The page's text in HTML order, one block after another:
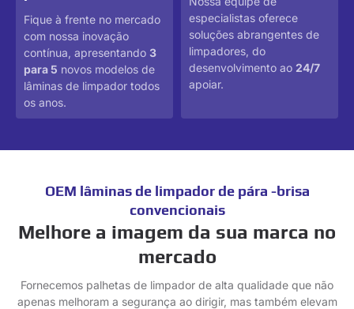
Fique à frente no mercado
com nossa inovação
contínua, apresentando 3
para 5 novos modelos de
lâminas de limpador todos
os anos.
especialistas oferece
soluções abrangentes de
limpadores, do
desenvolvimento ao 24/7
apoiar.
OEM lâminas de limpador de pára -brisa
convencionais
Melhore a imagem da sua marca no
mercado
Fornecemos palhetas de limpador de alta qualidade que não
apenas melhoram a segurança ao dirigir, mas também elevam